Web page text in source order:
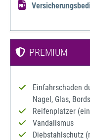
PREMIUM
Einfahrschaden
Nagel, Glas,
Reifenplatzer
Vandalismus
Diebstahlschutz